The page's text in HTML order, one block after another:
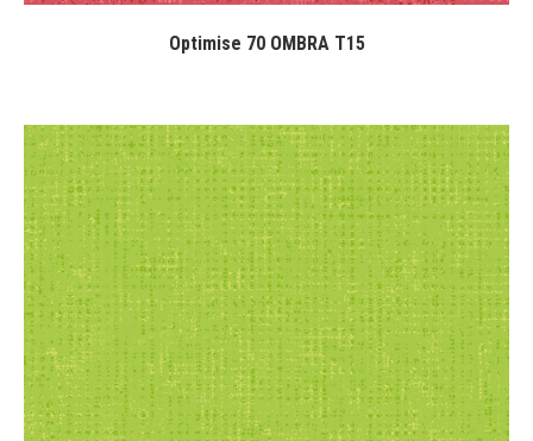
Optimise 70 OMBRA T15